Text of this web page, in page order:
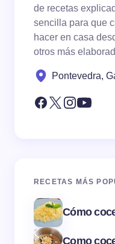
de recetas
sencilla para que
hacer en casa
otros más
Pontevedra,
RECETAS MÁS
Cómo
Como